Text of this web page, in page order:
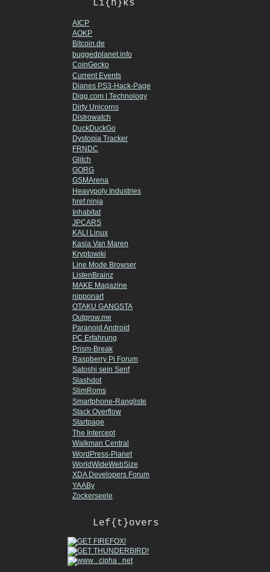
Li{n}ks
AICP
AOKP
Bitcoin.de
buggedplanet.info
CoinGecko
Current Events
Dianes PS3-Hack-Page
Digg.com | Technology
Dirty Unicorns
Distrowatch
DuckDuckGo
Dystopia Tracker
FRNDC
Glitch
GORG
GSMArena
Heavypoly Industries
href.ninja
Inhabitat
JPCARS
KALI Linux
Kasia Van Maren
Kryptowiki
Line Mode Browser
ListenBrainz
MAKE Magazine
nipponart
OTAKU GANGSTA
Outgrow.me
Paranoid Android
PC Erfahrung
Prism-Break
Raspberry Pi Forum
Satoshi sein Senf
Slashdot
SlimRoms
Smartphone-Rangliste
Stack Overflow
Startpage
The Intercept
Walkman Central
WordPress-Planet
WorldWideWebSize
XDA Developers Forum
YAABy
Zockerseele
Lef{t}overs